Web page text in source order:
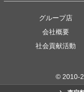
グループ店
会社概要
社会貢献活動
© 2010-